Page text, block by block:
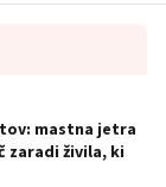
mastna jetra
zaradi živila, ki